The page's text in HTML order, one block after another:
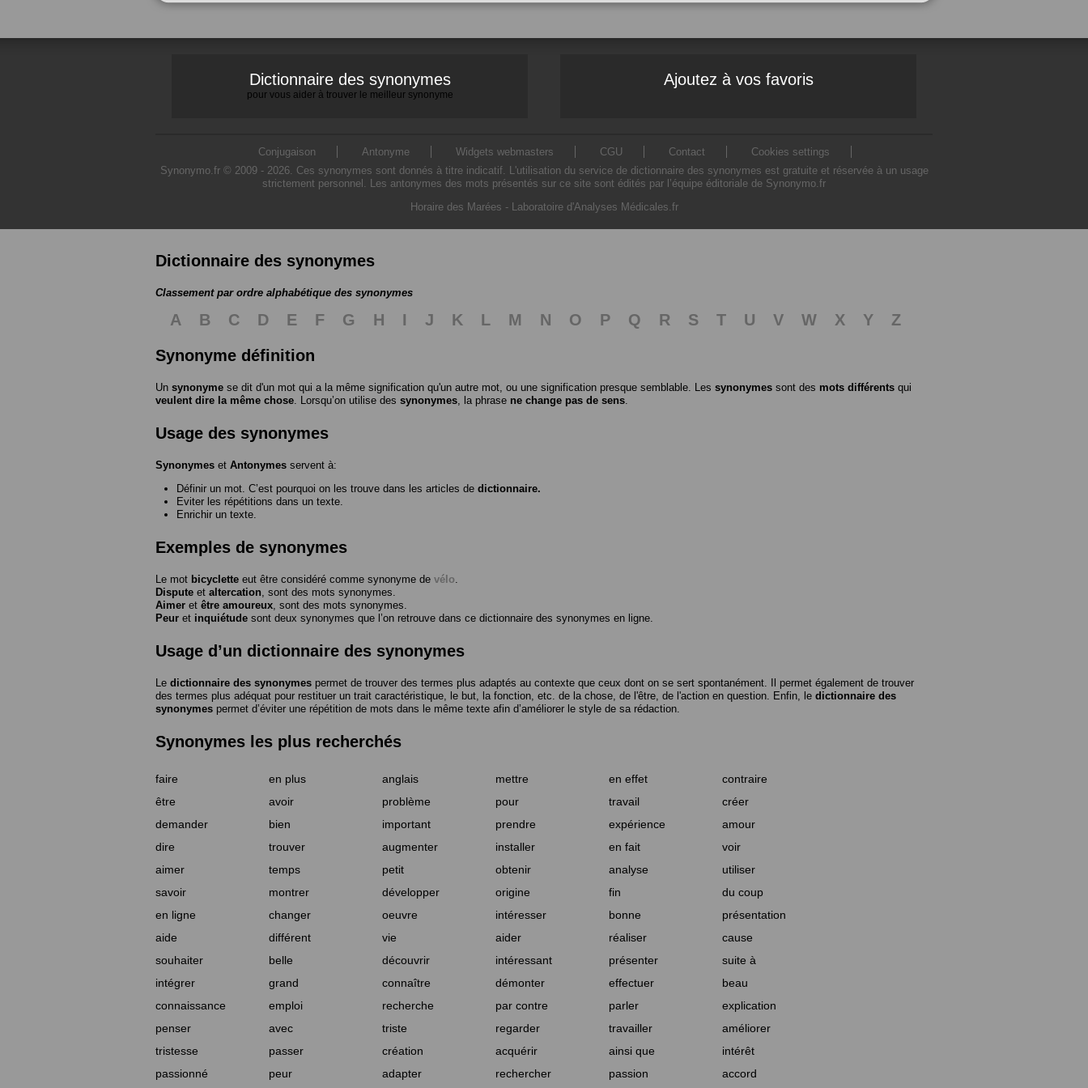
Dictionnaire des synonymes
pour vous aider à trouver le meilleur synonyme
Ajoutez à vos favoris
Conjugaison Antonyme Widgets webmasters CGU Contact
Cookies settings
Synonymo.fr © 2009 - 2026. Ces synonymes sont donnés à titre indicatif. L'utilisation du service de dictionnaire des synonymes est gratuite et réservée à un usage
strictement personnel. Les antonymes des mots présentés sur ce site sont édités par l’équipe éditoriale de Synonymo.fr
Horaire des Marées - Laboratoire d'Analyses Médicales.fr
Dictionnaire des synonymes
Classement par ordre alphabétique des synonymes
A B C D E F G H I J K L M N O P Q R S T U V W X Y
Z
Synonyme définition
Un synonyme se dit d'un mot qui a la même signification qu'un autre mot, ou une signification presque semblable. Les synonymes sont des mots différents qui
veulent dire la même chose . Lorsqu’on utilise des synonymes , la phrase ne change pas de sens
Usage des synonymes
Synonymes et Antonymes servent à:
Définir un mot. C’est pourquoi on les trouve dans les articles de dictionnaire.
Eviter les répétitions dans un texte.
Enrichir un texte.
Exemples de synonymes
Le mot bicyclette eut être considéré comme synonyme de vélo
Dispute et altercation , sont des mots synonymes.
Aimer et être amoureux , sont des mots synonymes.
Peur et inquiétude sont deux synonymes que l’on retrouve dans ce dictionnaire des synonymes en ligne.
Usage d’un dictionnaire des synonymes
Le dictionnaire des synonymes permet de trouver des termes plus adaptés au contexte que ceux dont on se sert spontanément. Il permet également de trouver
des termes plus adéquat pour restituer un trait caractéristique, le but, la fonction, etc. de la chose, de l'être, de l'action en question. Enfin, le dictionnaire des
synonymes permet d’éviter une répétition de mots dans le même texte afin d’améliorer le style de sa rédaction.
Synonymes les plus recherchés
faire en plus anglais mettre en effet
contraire
être
avoir problème pour travail
créer
demander
bien important prendre expérience
amour
dire
trouver augmenter installer en fait
voir
aimer
temps petit obtenir analyse
utiliser
savoir
montrer développer origine fin
du coup
en ligne
changer oeuvre intéresser bonne
présentation
aide
différent vie aider réaliser
cause
souhaiter
belle découvrir intéressant présenter
suite à
intégrer
grand connaître démonter effectuer
beau
connaissance
emploi recherche par contre parler
explication
penser
avec triste regarder travailler
améliorer
tristesse
passer création acquérir ainsi que
intérêt
passionné
peur adapter rechercher passion accord